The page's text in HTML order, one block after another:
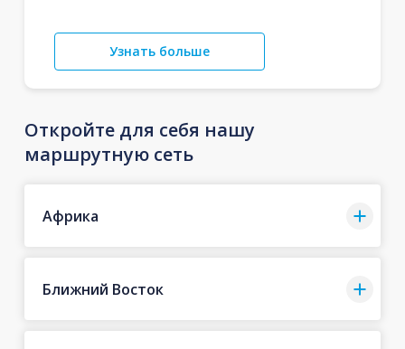
Узнать больше
Откройте для себя нашу
маршрутную сеть
Африка
Ближний Восток